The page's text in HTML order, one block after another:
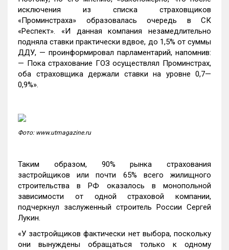
исключения из списка страховщиков
«Проминстраха» образовалась очередь в СК
«Респект». «И данная компания незамедлительно
подняла ставки практически вдвое, до 1,5% от суммы
ДДУ, — проинформировал парламентарий, напомнив:
— Пока страхование ГОЗ осуществлял Проминстрах,
оба страховщика держали ставки на уровне 0,7—
0,9%».
Фото: www.utmagazine.ru
Таким образом, 90% рынка страхования
застройщиков или почти 65% всего жилищного
строительства в РФ оказалось в монопольной
зависимости от одной страховой компании,
подчеркнул заслуженный строитель России Сергей
Лукин.
«У застройщиков фактически нет выбора, поскольку
они вынуждены обращаться только к одному